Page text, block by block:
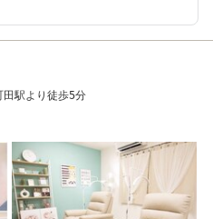
田駅より徒歩5分